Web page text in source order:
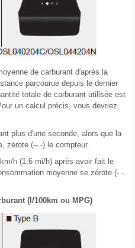
de carburant d'après la
parcourue depuis le dernier
totale de carburant utilisée est
un calcul précis, vous devriez
plus d'une seconde, alors que la
zérote (--.-) le compteur.
h (1,6 mi/h) après avoir fait le
moyenne se zérote (- -
(l/100km ou MPG)